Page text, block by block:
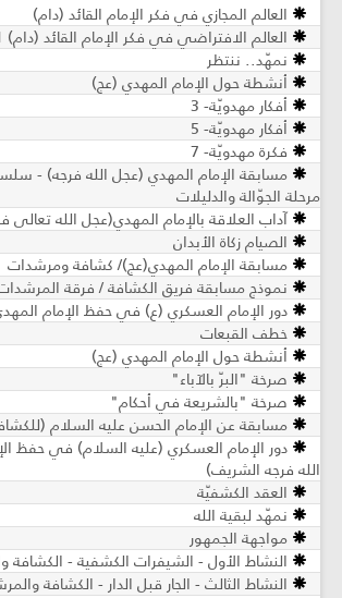
العالم المجازي في فكر الإمام القائد (دام)
العالم الافتراضي في فكر الإمام القائد (دام) 1
نمهّد.. ننتظر
أنشطة حول الإمام المهدي (عج)
أفكار مهدويّة- 3
أفكار مهدويّة- 5
فكرة مهدويّة- 7
مسابقة الإمام المهدي (عجل الله فرجه) -
مرحلة الجوّالة والدليلات
آداب العلاقة بالإمام المهدي(عجل الله تعالى
الصيام زكاة الأبدان
مسابقة الإمام المهدي(عج)/ كشافة ومرشدات
نموذج مسابقة فريق الكشافة / فرقة المرشدات
دور الإمام العسكري (ع) في حفظ الإمام
خطف القبعات
أنشطة حول الإمام المهدي (عج)
صرخة "البرّ بالآباء"
صرخة "بالشريعة في أحكام"
مسابقة عن الإمام الحسن عليه السلام
دور الإمام العسكري (عليه السلام) في حفظ
الله فرجه الشريف)
العقد الكشفيّة
نمهّد لبقية الله
مواجهة الجمهور
النشاط الأول - الشيفرات الكشفية - الكشافة
النشاط الثالث - الجار قبل الدار - الكشافة